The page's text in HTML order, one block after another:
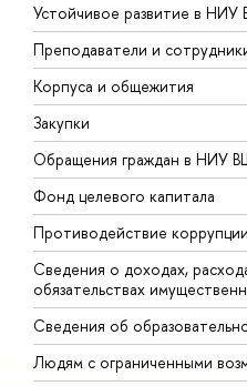
Устойчивое развитие в
Преподаватели и
Корпуса и общежития
Закупки
Обращения граждан в НИУ
Фонд целевого капитала
Противодействие коррупции
Сведения о доходах,
обязательствах
Сведения об
Людям с ограниченными